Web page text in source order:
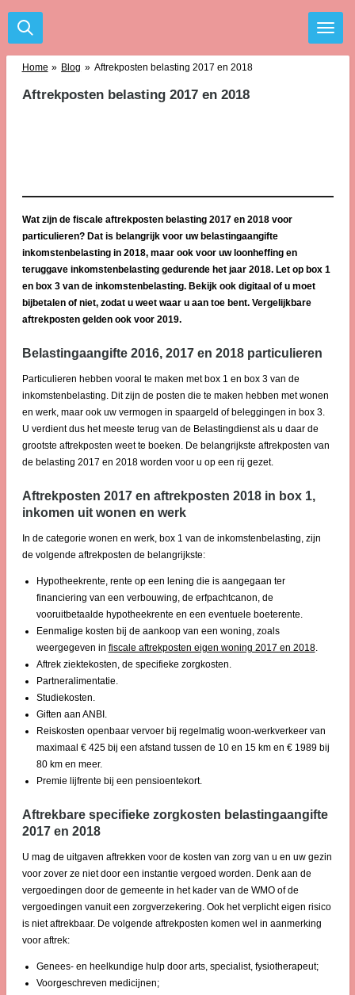
Ga
direct
Home » Blog » Aftrekposten belasting 2017 en 2018
Aftrekposten belasting 2017 en 2018
Wat zijn de fiscale aftrekposten belasting 2017 en 2018 voor
particulieren? Dat is belangrijk voor uw belastingaangifte
inkomstenbelasting in 2018, maar ook voor uw loonheffing en
teruggave inkomstenbelasting gedurende het jaar 2018. Let op box 1
en box 3 van de inkomstenbelasting. Bekijk ook digitaal of u moet
bijbetalen of niet, zodat u weet waar u aan toe bent. Vergelijkbare
aftrekposten gelden ook voor 2019.
Belastingaangifte 2016, 2017 en 2018 particulieren
Particulieren hebben vooral te maken met box 1 en box 3 van de
inkomstenbelasting. Dit zijn de posten die te maken hebben met wonen
en werk, maar ook uw vermogen in spaargeld of beleggingen in box 3.
U verdient dus het meeste terug van de Belastingdienst als u daar de
grootste aftrekposten weet te boeken. De belangrijkste aftrekposten van
de belasting 2017 en 2018 worden voor u op een rij gezet.
Aftrekposten 2017 en aftrekposten 2018 in box 1,
inkomen uit wonen en werk
In de categorie wonen en werk, box 1 van de inkomstenbelasting, zijn
de volgende aftrekposten de belangrijkste:
Hypotheekrente, rente op een lening die is aangegaan ter
financiering van een verbouwing, de erfpachtcanon, de
vooruitbetaalde hypotheekrente en een eventuele boeterente.
Eenmalige kosten bij de aankoop van een woning, zoals
weergegeven in fiscale aftrekposten eigen woning 2017 en 2018.
Aftrek ziektekosten, de specifieke zorgkosten.
Partneralimentatie.
Studiekosten.
Giften aan ANBI.
Reiskosten openbaar vervoer bij regelmatig woon-werkverkeer van
maximaal € 425 bij een afstand tussen de 10 en 15 km en € 1989 bij
80 km en meer.
Premie lijfrente bij een pensioentekort.
Aftrekbare specifieke zorgkosten belastingaangifte
2017 en 2018
U mag de uitgaven aftrekken voor de kosten van zorg van u en uw gezin
voor zover ze niet door een instantie vergoed worden. Denk aan de
vergoedingen door de gemeente in het kader van de WMO of de
vergoedingen vanuit een zorgverzekering. Ook het verplicht eigen risico
is niet aftrekbaar. De volgende aftrekposten komen wel in aanmerking
voor aftrek:
Genees- en heelkundige hulp door arts, specialist, fysiotherapeut;
Voorgeschreven medicijnen;